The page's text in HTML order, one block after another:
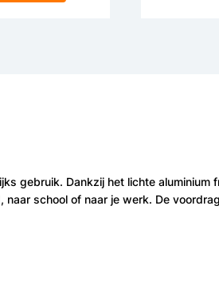
gebruik. Dankzij het lichte aluminium
school of naar je werk. De